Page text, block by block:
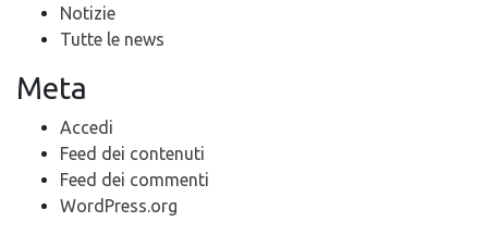
Notizie
Tutte le news
Meta
Accedi
Feed dei contenuti
Feed dei commenti
WordPress.org